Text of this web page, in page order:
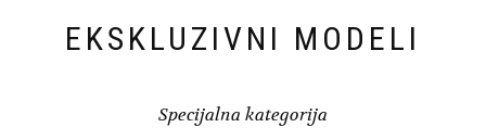
EKSKLUZIVNI MODELI
Specijalna kategorija